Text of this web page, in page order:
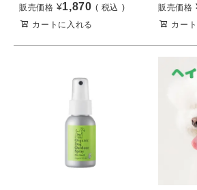
販売価格 ¥1,870
税込
カートに入れる
販売価格
カー